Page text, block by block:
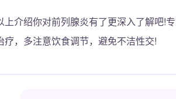
介绍你对前列腺炎有了更深入了解吧!
，多注意饮食调节，避免不洁性交!